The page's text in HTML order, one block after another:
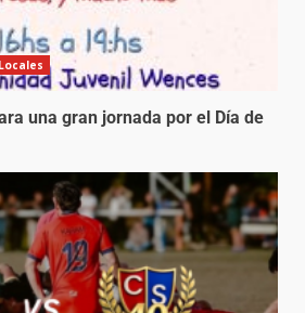
Locales
una gran jornada por el Día de